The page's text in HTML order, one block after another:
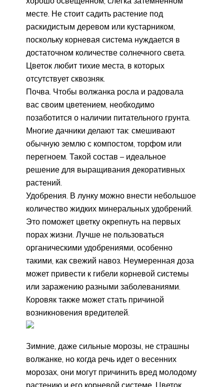
месте. Не стоит садить растение под
раскидистым деревом или кустарником,
поскольку корневая система нуждается в
достаточном количестве солнечного света.
Цветок любит тихие места, в которых
отсутствует сквозняк.
Почва. Чтобы волжанка росла и радовала
вас своим цветением, необходимо
позаботится о наличии питательного грунта.
Многие дачники делают так: смешивают
обычную землю с компостом, торфом или
перегноем. Такой состав – идеальное
решение для выращивания декоративных
растений.
Удобрения. В лунку можно внести небольшое
количество жидких минеральных удобрений.
Это поможет цветку окрепнуть на первых
порах жизни. Лучше не пользоваться
органическими удобрениями, особенно
такими, как свежий навоз. Неумеренная доза
может привести к гибели корневой системы
или заражению разными заболеваниями.
Коровяк также может стать причиной
возникновения вредителей.
Зимние, даже сильные морозы, не страшны
волжанке, но когда речь идет о весенних
морозах, они могут причинить вред молодому
растению и его корневой системе. Цветок